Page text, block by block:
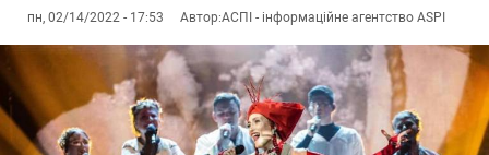
пн, 02/14/2022 - 17:53
Автор:АСПІ - інформаційне агентство ASPI
#ООС
#боротьба
з
корупцією
#гфс #Киев #коронавірус